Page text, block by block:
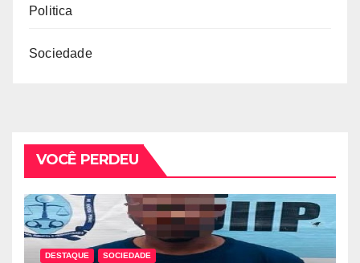
Politica
Sociedade
VOCÊ PERDEU
DESTAQUE SOCIEDADE